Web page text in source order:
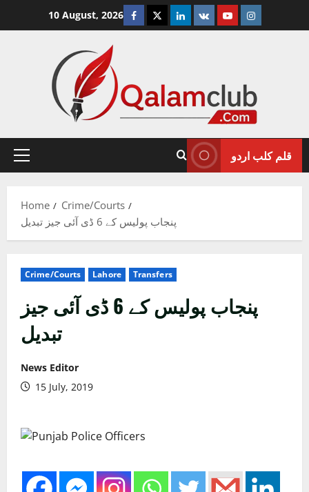
10 August, 2026 Facebook
TwitterLinkedin
VK YoutubeInstagram
Primary
قلم کلب اردو
Home
Crime/Courts
پنجاب پولیس کے 6 ڈی آئی جیز تبدیل
Crime/Courts Lahore Transfers
پنجاب پولیس کے 6 ڈی آئی جیز
تبدیل
News Editor
15 July, 2019